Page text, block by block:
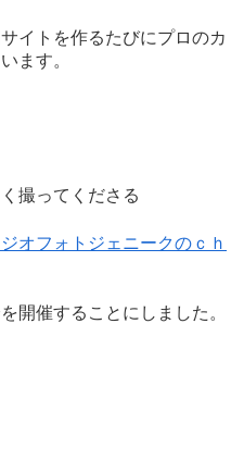
イトを作るたびにプロのカ
ます。
撮ってくださる
オフォトジェニークのｃｈ
開催することにしました。